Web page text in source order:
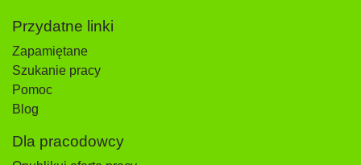
Przydatne linki
Zapamiętane
Szukanie pracy
Pomoc
Blog
Dla pracodowcy